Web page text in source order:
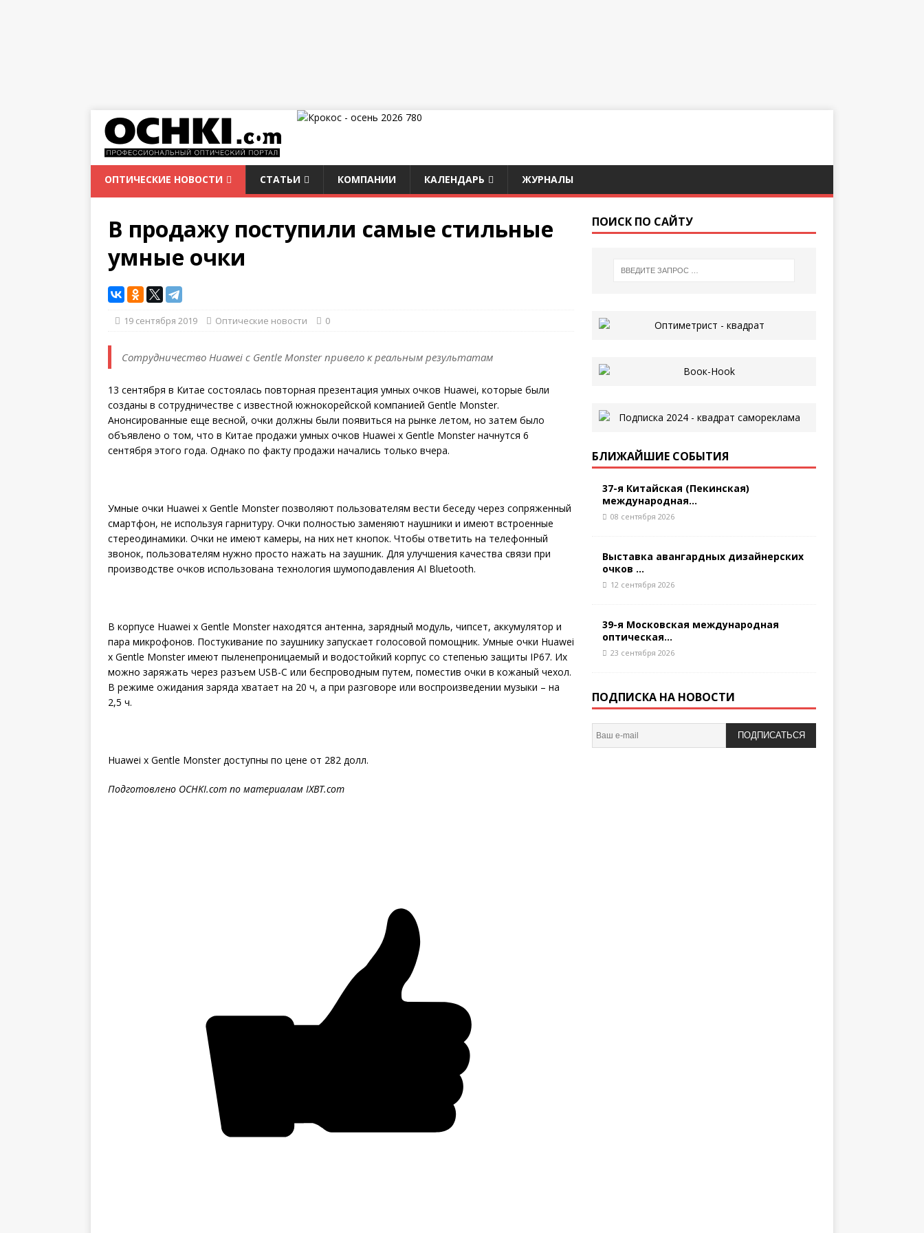
ОПТИЧЕСКИЕ НОВОСТИ СТАТЬИ КОМПАНИИ КАЛЕНДАРЬ ЖУРНАЛЫ
В продажу поступили самые стильные
умные очки
19 сентября 2019 Оптические новости 0
Сотрудничество Huawei с Gentle Monster привело к реальным результатам
13 сентября в Китае состоялась повторная презентация умных очков Huawei, которые были
созданы в сотрудничестве с известной южнокорейской компанией Gentle Monster.
Анонсированные еще весной, очки должны были появиться на рынке летом, но затем было
объявлено о том, что в Китае продажи умных очков Huawei x Gentle Monster начнутся 6
сентября этого года. Однако по факту продажи начались только вчера.
Умные очки Huawei x Gentle Monster позволяют пользователям вести беседу через сопряженный
смартфон, не используя гарнитуру. Очки полностью заменяют наушники и имеют встроенные
стереодинамики. Очки не имеют камеры, на них нет кнопок. Чтобы ответить на телефонный
звонок, пользователям нужно просто нажать на заушник. Для улучшения качества связи при
производстве очков использована технология шумоподавления AI Bluetooth.
В корпусе Huawei x Gentle Monster находятся антенна, зарядный модуль, чипсет, аккумулятор и
пара микрофонов. Постукивание по заушнику запускает голосовой помощник. Умные очки Huawei
x Gentle Monster имеют пыленепроницаемый и водостойкий корпус со степенью защиты IP67. Их
можно заряжать через разъем USB-C или беспроводным путем, поместив очки в кожаный чехол.
В режиме ожидания заряда хватает на 20 ч, а при разговоре или воспроизведении музыки – на
2,5 ч.
Huawei x Gentle Monster доступны по цене от 282 долл.
Подготовлено OCHKI.com по материалам IXBT.com
ПОИСК ПО САЙТУ
БЛИЖАЙШИЕ СОБЫТИЯ
37-я Китайская (Пекинская)
международная...
08 сентября 2026
Выставка авангардных дизайнерских
очков ...
12 сентября 2026
39-я Московская международная
оптическая...
23 сентября 2026
ПОДПИСКА НА НОВОСТИ
ПОДПИСАТЬСЯ